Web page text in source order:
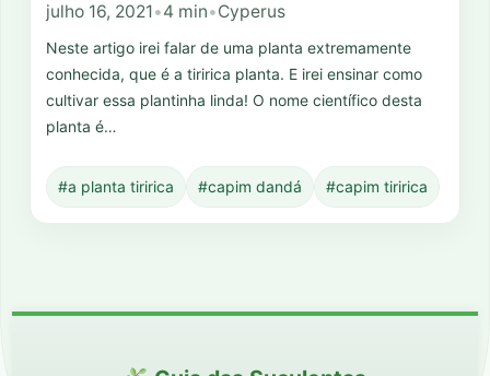
julho 16, 2021•4 min•Cyperus
Neste artigo irei falar de uma planta extremamente
conhecida, que é a tiririca planta. E irei ensinar como
cultivar essa plantinha linda! O nome científico desta
planta é…
#a planta tiririca #capim dandá #capim tiririca